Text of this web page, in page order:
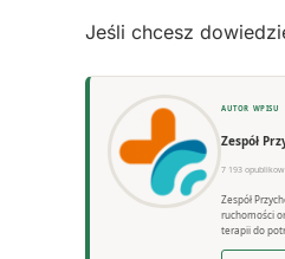
Jeśli chcesz
AUTOR WPISU
Zespół
7 193
Zespół
ruchomości
terapii do